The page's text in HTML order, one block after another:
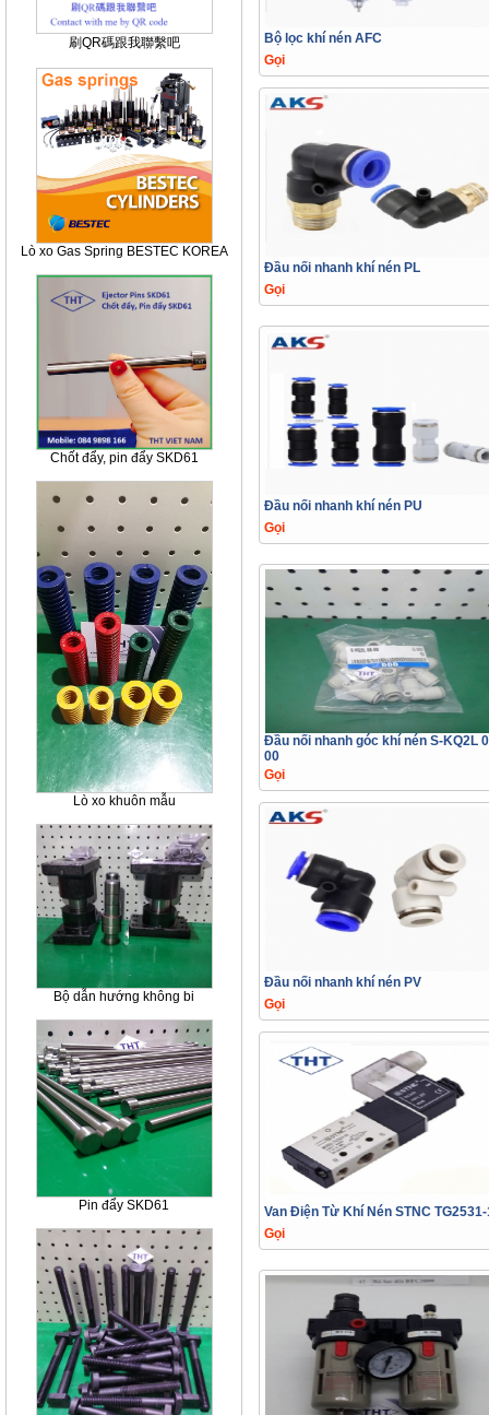
刷QR碼跟我聯繫吧
Lò xo Gas Spring BESTEC KOREA
Chốt đẩy, pin đẩy SKD61
Lò xo khuôn mẫu
Bộ dẫn hướng không bi
Pin đẩy SKD61
Bộ lọc khí nén AFC
Gọi
Đầu nối nhanh khí nén PL
Gọi
Đầu nối nhanh khí nén PU
Gọi
Đầu nối nhanh góc khí nén S-KQ2L
00
Gọi
Đầu nối nhanh khí nén PV
Gọi
Van Điện Từ Khí Nén STNC TG2531-
Gọi